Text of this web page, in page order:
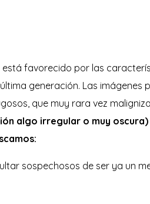
está favorecido por las
generación. Las imágenes
que muy rara vez
algo irregular o muy
sospechosos de ser ya un